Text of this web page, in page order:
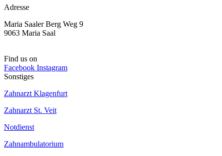
Adresse
Maria Saaler Berg Weg 9
9063 Maria Saal
Find us on
Facebook Instagram
Sonstiges
Zahnarzt Klagenfurt
Zahnarzt St. Veit
Notdienst
Zahnambulatorium